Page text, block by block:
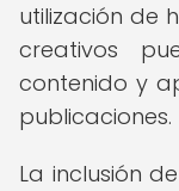
utilización de
creativos
contenido y
publicaciones.
La inclusión